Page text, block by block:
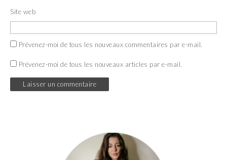
Site web
Prévenez-moi de tous les nouveaux commentaires par e-mail.
Prévenez-moi de tous les nouveaux articles par e-mail.